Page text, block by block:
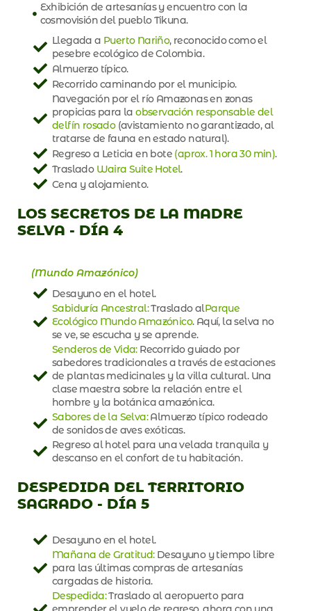
Exhibición de artesanías y encuentro con la
cosmovisión del pueblo Tikuna.
Llegada a Puerto Nariño, reconocido como el
pesebre ecológico de Colombia.
Almuerzo típico.
Recorrido caminando por el municipio.
Navegación por el río Amazonas en zonas
propicias para laobservación responsable del
delfín rosado (avistamiento no garantizado, al
tratarse de fauna en estado natural).
Regreso a Leticia en bote (aprox. 1 hora 30 min).
Traslado Waira Suite Hotel.
Cena y alojamiento.
LOS SECRETOS DE LA MADRE
SELVA - DÍA 4
(Mundo Amazónico)
Desayuno en el hotel.
Sabiduría Ancestral:Traslado alParque
Ecológico Mundo Amazónico. Aquí, la selva no
se ve, se escucha y se aprende.
Senderos de Vida:Recorrido guiado por
sabedores tradicionales a través de estaciones
de plantas medicinales y la villa cultural. Una
clase maestra sobre la relación entre el
hombre y la botánica amazónica.
Sabores de la Selva:Almuerzo típico rodeado
de sonidos de aves exóticas.
Regreso al hotel para una velada tranquila y
descanso en el confort de tu habitación.
DESPEDIDA DEL TERRITORIO
SAGRADO - DÍA 5
Desayuno en el hotel.
Mañana de Gratitud:Desayuno y tiempo libre
para las últimas compras de artesanías
cargadas de historia.
Despedida:Traslado al aeropuerto para